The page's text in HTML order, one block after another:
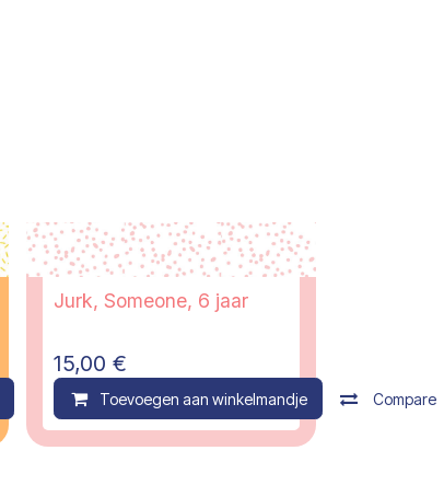
Compare
Jurk, Someone, 6 jaar
15,00 €
Toevoegen aan winkelmandje Compare